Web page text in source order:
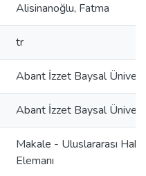
Alisinanoğlu, Fatma
tr
Abant İzzet Baysal
Abant İzzet Baysal
Makale - Uluslararası
Elemanı